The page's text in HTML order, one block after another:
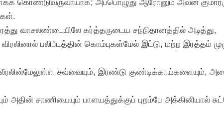
வாசலண்டையிலே கர்த்தருடைய சந்நிதானத்தில் அடித்து,
பலிபீடத்தின் கொம்புகள்மேல் இட்டு, மற்ற இரத்தம்
சவ்வையும், இரண்டு குண்டிக்காய்களையும்,
சாணியையும் பாளயத்துக்குப் புறம்பே அக்கினியால்